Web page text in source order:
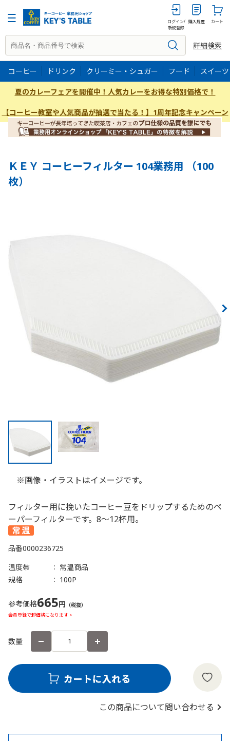
ログイン/
新規登録
購入履歴 カート
詳細検索
コーヒー ドリンク クリーミー・シュガー フード スイーツ
夏のカレーフェアを開催中！人気カレーをお得な特別価格で！
【コーヒー教室や人気商品が抽選で当たる！】1周年記念キャンペーン
ＫＥＹ コーヒーフィルター 104業務用 （100
枚）
※画像・イラストはイメージです。
フィルター用に挽いたコーヒー豆をドリップするためのペ
ーパーフィルターです。8～12杯用。
品番0000236725
温度帯
常温商品
規格
100P
参考価格665円 （税抜）
会員登録で卸価格になります >
数量
この商品について問い合わせる